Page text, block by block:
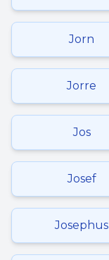
Jorn
Jorre
Jos
Josef
Josephus